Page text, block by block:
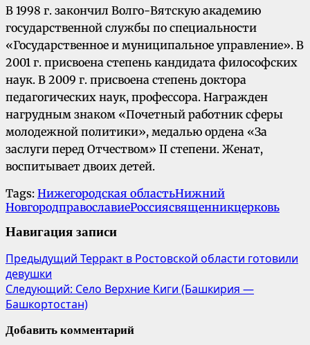
В 1998 г. закончил Волго-Вятскую академию
государственной службы по специальности
«Государственное и муниципальное управление». В
2001 г. присвоена степень кандидата философских
наук. В 2009 г. присвоена степень доктора
педагогических наук, профессора. Награжден
нагрудным знаком «Почетный работник сферы
молодежной политики», медалью ордена «За
заслуги перед Отчеством» II степени. Женат,
воспитывает двоих детей.
Tags: Нижегородская областьНижний
НовгородправославиеРоссиясвященникцерковь
Навигация записи
Предыдущий Терракт в Ростовской области готовили
девушки
Следующий: Село Верхние Киги (Башкирия —
Башкортостан)
Добавить комментарий